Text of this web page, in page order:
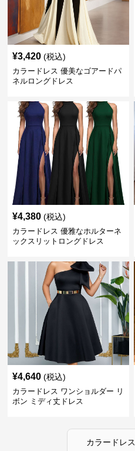
¥3,420 (税込)
カラードレス 優美なゴアードパ
ネルロングドレス
¥4,380 (税込)
カラードレス 優雅なホルターネ
ックスリットロングドレス
¥4,640 (税込)
カラードレス ワンショルダー リ
ボン ミディ丈ドレス
カラードレス